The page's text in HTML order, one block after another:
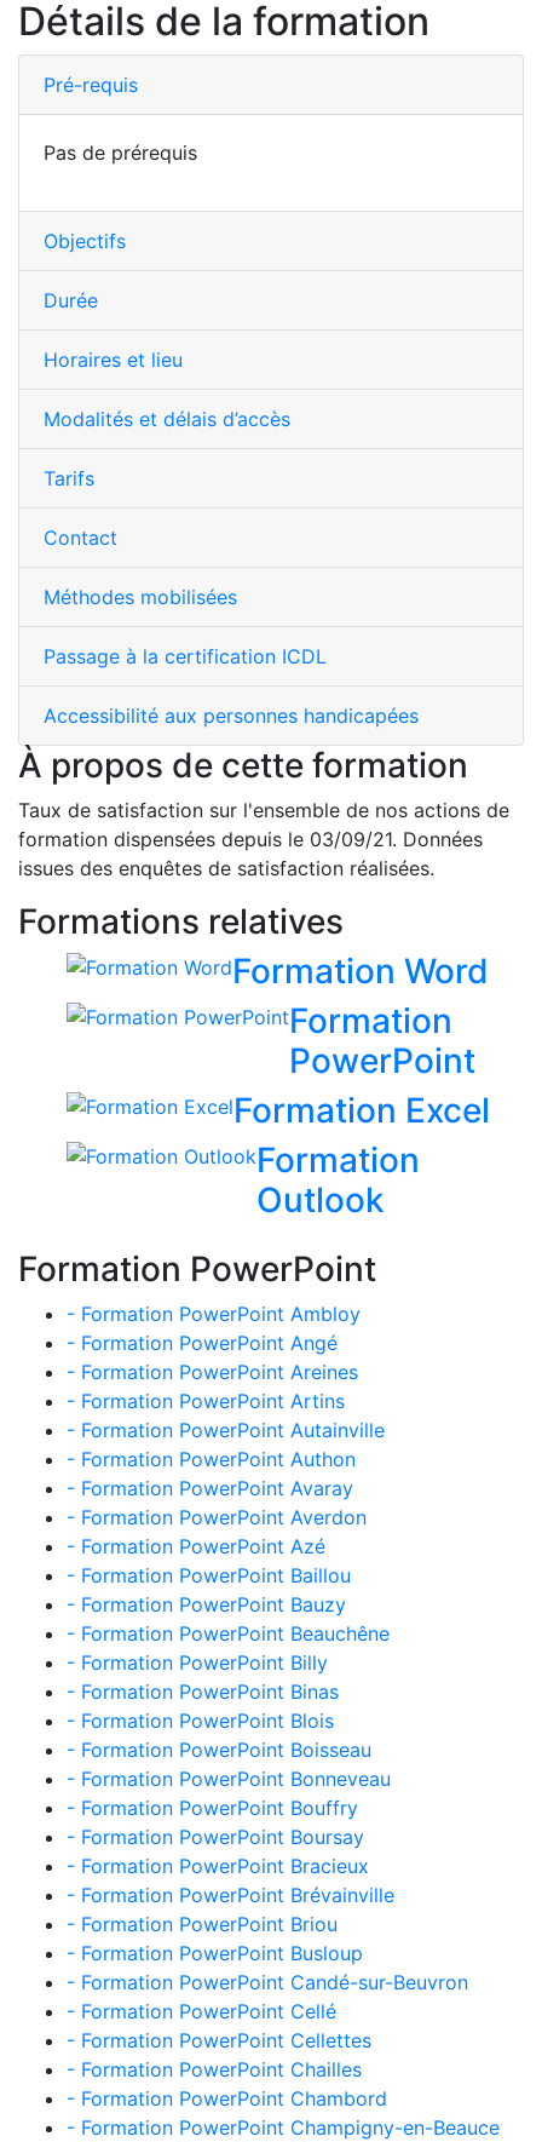
Détails de la formation
Pré-requis
Pas de prérequis
Objectifs
Durée
Horaires et lieu
Modalités et délais d’accès
Tarifs
Contact
Méthodes mobilisées
Passage à la certification ICDL
Accessibilité aux personnes handicapées
À propos de cette formation
Taux de satisfaction sur l'ensemble de nos actions de
formation dispensées depuis le 03/09/21. Données
issues des enquêtes de satisfaction réalisées.
Formations relatives
Formation Word
Formation
PowerPoint
Formation Excel
Formation
Outlook
Formation PowerPoint
- Formation PowerPoint Ambloy
- Formation PowerPoint Angé
- Formation PowerPoint Areines
- Formation PowerPoint Artins
- Formation PowerPoint Autainville
- Formation PowerPoint Authon
- Formation PowerPoint Avaray
- Formation PowerPoint Averdon
- Formation PowerPoint Azé
- Formation PowerPoint Baillou
- Formation PowerPoint Bauzy
- Formation PowerPoint Beauchêne
- Formation PowerPoint Billy
- Formation PowerPoint Binas
- Formation PowerPoint Blois
- Formation PowerPoint Boisseau
- Formation PowerPoint Bonneveau
- Formation PowerPoint Bouffry
- Formation PowerPoint Boursay
- Formation PowerPoint Bracieux
- Formation PowerPoint Brévainville
- Formation PowerPoint Briou
- Formation PowerPoint Busloup
- Formation PowerPoint Candé-sur-Beuvron
- Formation PowerPoint Cellé
- Formation PowerPoint Cellettes
- Formation PowerPoint Chailles
- Formation PowerPoint Chambord
- Formation PowerPoint Champigny-en-Beauce